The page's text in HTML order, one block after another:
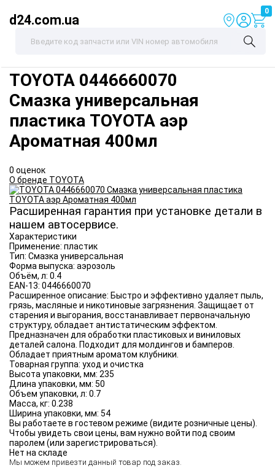
d24.com.ua
0
TOYOTA 0446660070
Смазка универсальная
пластика TOYOTA аэр
Ароматная 400мл
0 оценок
О бренде TOYOTA
Расширенная гарантия при установке детали в
нашем автосервисе.
Характеристики
Применение: пластик
Тип: Смазка универсальная
Форма выпуска: аэрозоль
Объём, л: 0.4
EAN-13: 0446660070
Расширенное описание: Быстро и эффективно удаляет пыль,
грязь, масляные и никотиновые загрязнения. Защищает от
старения и выгорания, восстанавливает первоначальную
структуру, обладает антистатическим эффектом.
Предназначен для обработки пластиковых и виниловых
деталей салона. Подходит для молдингов и бамперов.
Обладает приятным ароматом клубники.
Товарная группа: уход и очистка
Высота упаковки, мм: 235
Длина упаковки, мм: 50
Объем упаковки, л: 0.7
Масса, кг: 0.238
Ширина упаковки, мм: 54
Вы работаете в гостевом режиме (видите розничные цены).
Чтобы увидеть свои цены, вам нужно войти под своим
паролем (или зарегистрироваться).
Нет на складе
Мы можем привезти данный товар под заказ.